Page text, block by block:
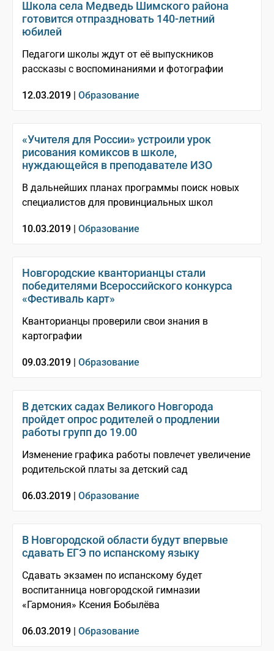
Школа села Медведь Шимского района
готовится отпраздновать 140-летний
юбилей
Педагоги школы ждут от её выпускников
рассказы с воспоминаниями и фотографии
12.03.2019 | Образование
«Учителя для России» устроили урок
рисования комиксов в школе,
нуждающейся в преподавателе ИЗО
В дальнейших планах программы поиск новых
специалистов для провинциальных школ
10.03.2019 | Образование
Новгородские кванторианцы стали
победителями Всероссийского конкурса
«Фестиваль карт»
Кванторианцы проверили свои знания в
картографии
09.03.2019 | Образование
В детских садах Великого Новгорода
пройдет опрос родителей о продлении
работы групп до 19.00
Изменение графика работы повлечет увеличение
родительской платы за детский сад
06.03.2019 | Образование
В Новгородской области будут впервые
сдавать ЕГЭ по испанскому языку
Сдавать экзамен по испанскому будет
воспитанница новгородской гимназии
«Гармония» Ксения Бобылёва
06.03.2019 | Образование